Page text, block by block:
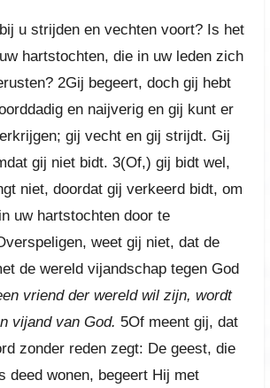
u strijden en vechten voort? Is het
hartstochten, die in uw leden zich
2Gij begeert, doch gij hebt
en naijverig en gij kunt er
gij vecht en gij strijdt. Gij
gij niet bidt. 3(Of,) gij bidt wel,
niet, doordat gij verkeerd bidt, om
uw hartstochten door te
weet gij niet, dat de
de wereld vijandschap tegen God
vriend der wereld wil zijn, wordt
vijand van God. 5Of meent gij, dat
zonder reden zegt: De geest, die
deed wonen, begeert Hij met